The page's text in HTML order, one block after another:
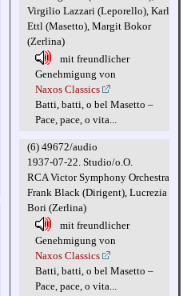
Virgilio Lazzari (Leporello), Karl
Ettl (Masetto), Margit Bokor
(Zerlina)
mit freundlicher
Genehmigung von
Naxos Classics
Batti, batti, o bel Masetto –
Pace, pace, o vita...
(6) 49672/audio
1937-07-22. Studio/o.O.
RCA Victor Symphony Orchestra
Frank Black (Dirigent), Lucrezia
Bori (Zerlina)
mit freundlicher
Genehmigung von
Naxos Classics
Batti, batti, o bel Masetto –
Pace, pace, o vita...